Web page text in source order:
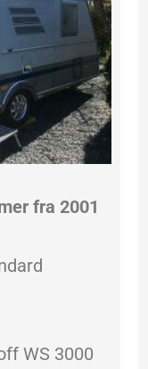
fra 2001
WS 3000